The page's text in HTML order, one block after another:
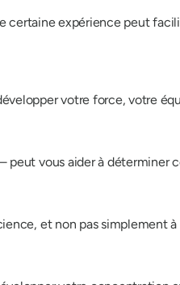
certaine expérience peut
votre force, votre
vous aider à déterminer
et non pas simplement